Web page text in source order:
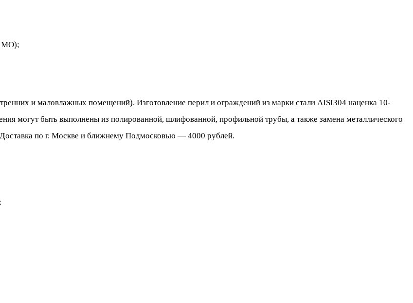
МО);
и маловлажных помещений). Изготовление перил и ограждений из марки стали AISI304 наценка 10-
могут быть выполнены из полированной, шлифованной, профильной трубы, а также замена металлического
по г. Москве и ближнему Подмосковью — 4000 рублей.